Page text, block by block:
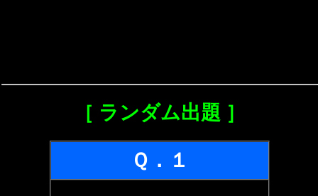
［ ランダム出題 ］
Ｑ．１